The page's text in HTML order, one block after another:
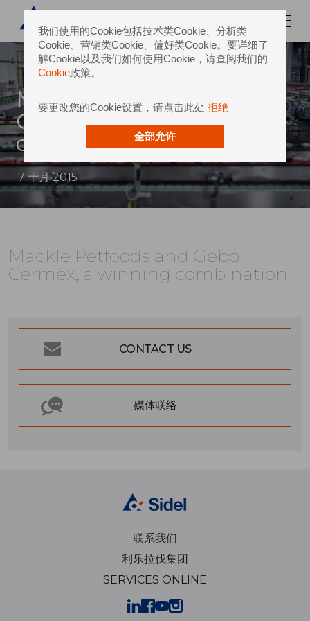
我们使用的Cookie包括技术类Cookie、分析类
Cookie、营销类Cookie、偏好类Cookie。要详细了
解Cookie以及我们如何使用Cookie，请查阅我们的
Cookie政策。
要更改您的Cookie设置，请点击此处 拒绝
全部允许
Mackle Petfoods and Gebo
Cermex, a winning
combination
7 十月 2015
Mackle Petfoods and Gebo
Cermex, a winning combination
CONTACT US
媒体联络
联系我们
利乐拉伐集团
SERVICES ONLINE